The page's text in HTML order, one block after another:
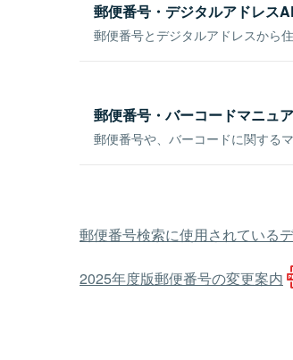
郵便番号・デジタルアドレス
郵便番号とデジタルアドレスから
郵便番号・バーコードマニュ
郵便番号や、バーコードに関する
郵便番号検索に使用されている
2025年度版郵便番号の変更案内